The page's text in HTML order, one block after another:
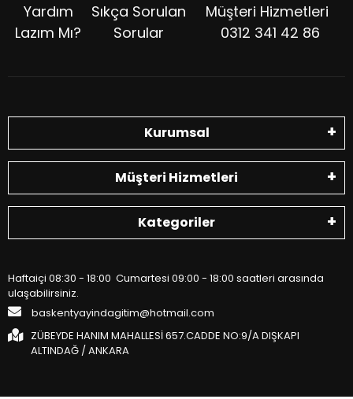
Yardım
Lazım Mı?
Sıkça Sorulan
Sorular
Müşteri Hizmetleri
0312 341 42 86
Kurumsal
Müşteri Hizmetleri
Kategoriler
Haftaiçi 08:30 - 18:00 Cumartesi 09:00 - 18:00 saatleri arasında
ulaşabilirsiniz.
baskentyayindagitim@hotmail.com
ZÜBEYDE HANIM MAHALLESİ 657.CADDE NO:9/A DIŞKAPI
ALTINDAĞ / ANKARA